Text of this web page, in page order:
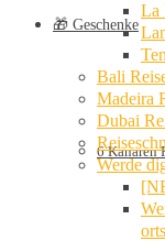
🎁 Geschenke
6 Kanaren
La
Bali
Madeira
Dubai
Werde